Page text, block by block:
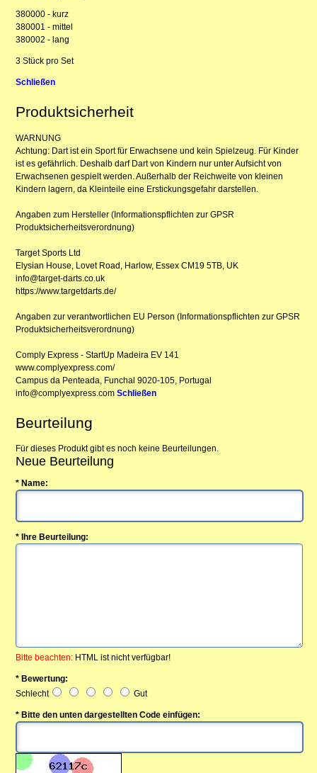
380000 - kurz
380001 - mittel
380002 - lang
3 Stück pro Set
Schließen
Produktsicherheit
WARNUNG
Achtung: Dart ist ein Sport für Erwachsene und kein Spielzeug. Für Kinder
ist es gefährlich. Deshalb darf Dart von Kindern nur unter Aufsicht von
Erwachsenen gespielt werden. Außerhalb der Reichweite von kleinen
Kindern lagern, da Kleinteile eine Erstickungsgefahr darstellen.
Angaben zum Hersteller (Informationspflichten zur GPSR
Produktsicherheitsverordnung)
Target Sports Ltd
Elysian House, Lovet Road, Harlow, Essex CM19 5TB, UK
info@target-darts.co.uk
https://www.targetdarts.de/
Angaben zur verantwortlichen EU Person (Informationspflichten zur GPSR
Produktsicherheitsverordnung)
Comply Express - StartUp Madeira EV 141
www.complyexpress.com/
Campus da Penteada, Funchal 9020-105, Portugal
info@complyexpress.comSchließen
Beurteilung
Für dieses Produkt gibt es noch keine Beurteilungen.
Neue Beurteilung
* Name:
* Ihre Beurteilung:
Bitte beachten: HTML ist nicht verfügbar!
* Bewertung:
Schlecht
Gut
* Bitte den unten dargestellten Code einfügen: